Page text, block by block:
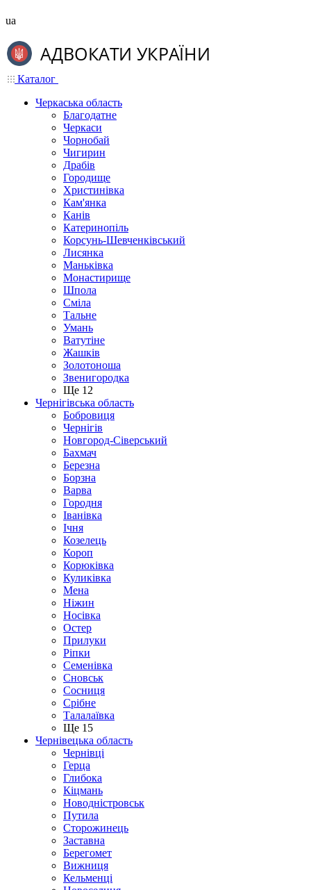
ua
Каталог
Черкаська область
Благодатне
Черкаси
Чорнобай
Чигирин
Драбів
Городище
Христинівка
Кам'янка
Канів
Катеринопіль
Корсунь-Шевченківський
Лисянка
Маньківка
Монастирище
Шпола
Сміла
Тальне
Умань
Ватутіне
Жашків
Золотоноша
Звенигородка
Ще 12
Чернігівська область
Бобровиця
Чернігів
Новгород-Сіверський
Бахмач
Березна
Борзна
Варва
Городня
Іванівка
Ічня
Козелець
Короп
Корюківка
Куликівка
Мена
Ніжин
Носівка
Остер
Прилуки
Ріпки
Семенівка
Сновськ
Сосниця
Срібне
Талалаївка
Ще 15
Чернівецька область
Чернівці
Герца
Глибока
Кіцмань
Новодністровськ
Путила
Сторожинець
Заставна
Берегомет
Вижниця
Кельменці